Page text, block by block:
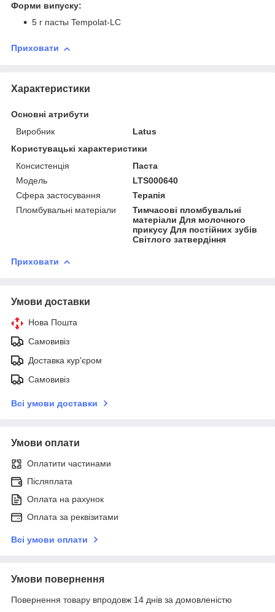
Форми випуску:
5 г пасты Tempolat-LC
Приховати
Характеристики
Основні атрибути
Виробник
Latus
Користувацькі характеристики
Консистенція
Паста
Модель
LTS000640
Сфера застосування
Терапія
Пломбувальні матеріали
Тимчасові пломбувальні
матеріали Для молочного
прикусу Для постійних зубів
Світлого затвердіння
Приховати
Умови доставки
Нова Пошта
Самовивіз
Доставка кур'єром
Самовивіз
Всі умови доставки
Умови оплати
Оплатити частинами
Післяплата
Оплата на рахунок
Оплата за реквізитами
Всі умови оплати
Умови повернення
Повернення товару впродовж 14 днів за домовленістю